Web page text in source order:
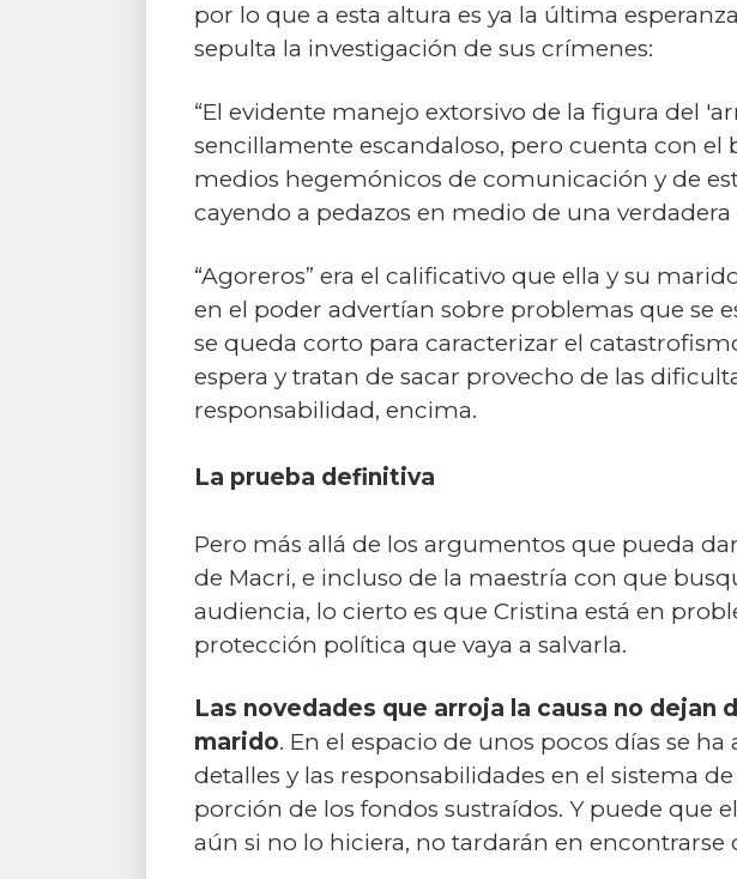
por lo que a esta altura es ya la última
sepulta la investigación de sus crímenes:
“El evidente manejo extorsivo de la figura del
sencillamente escandaloso, pero cuenta con el
medios hegemónicos de comunicación y de
cayendo a pedazos en medio de una
“Agoreros” era el calificativo que ella y su
en el poder advertían sobre problemas que se
se queda corto para caracterizar el
espera y tratan de sacar provecho de las
responsabilidad, encima.
La prueba definitiva
Pero más allá de los argumentos que pueda
de Macri, e incluso de la maestría con que
audiencia, lo cierto es que Cristina está en
protección política que vaya a salvarla.
Las novedades que arroja la causa no
marido. En el espacio de unos pocos días se
detalles y las responsabilidades en el sistema
porción de los fondos sustraídos. Y puede que
aún si no lo hiciera, no tardarán en encontrarse